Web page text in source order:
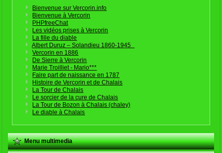
Bienvenue sur Vercorin.info
Bienvenue à Vercorin
PHPfreeChat
Les vidéos prises à Vercorin
La fille du diable
Albert Duruz – Solandieu 1860-1945
Vercorin en 1886
De Sierre à Vercorin
Marie Troilliet - Mario***
Faire part de naissance en 1787
Histoire de Vercorin et de Chalais
La Tour de Chalais
Le sorcier de la cure de Chalais
La Tour de Bozon à Chalais (chaley)
Le diable à Chalais
Menu multimedia